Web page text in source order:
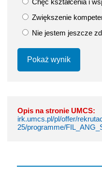
Chęć kształcenia i
Zwiększenie
Nie jestem jeszcze
Pokaż wynik
Opis na stronie UMCS:
irk.umcs.pl/pl/offer/
25/programme/